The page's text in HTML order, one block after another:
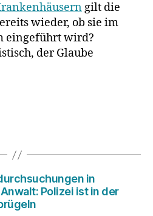
gilt die
wieder, ob sie im
eingeführt wird?
der Glaube
in
Polizei ist in der